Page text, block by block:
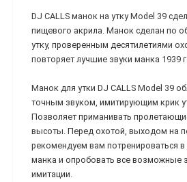
DJ CALLS манок на утку Model 39
пищевого акрила. Манок сделан по
утку, проверенным десятилетиями
повторяет лучшие звуки манка 1939
Манок для утки DJ CALLS Model 39
точным звуком, имитирующим крик
Позволяет приманивать
высоты. Перед охотой, выходом на
рекомендуем вам потренироваться в
манка и опробовать все возможные
имитации.